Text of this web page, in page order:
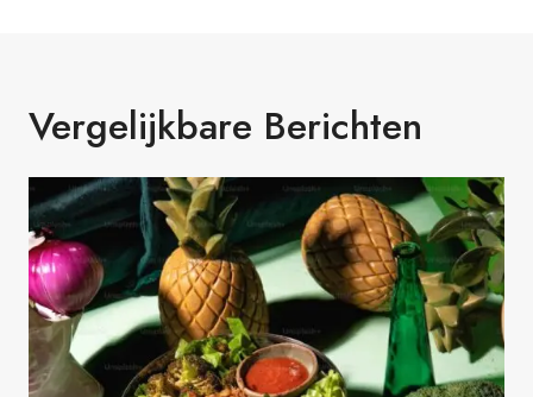
Vergelijkbare Berichten